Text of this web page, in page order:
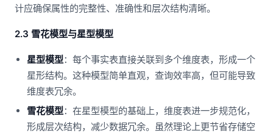
计应确保属性的完整性、准确性和层次结构清晰。
2.3 雪花模型与星型模型
星型模型：每个事实表直接关联到多个维度表，形成一个
星形结构。这种模型简单直观，查询效率高，但可能导致
维度表冗余。
雪花模型：在星型模型的基础上，维度表进一步规范化，
形成层次结构，减少数据冗余。虽然理论上更节省存储空